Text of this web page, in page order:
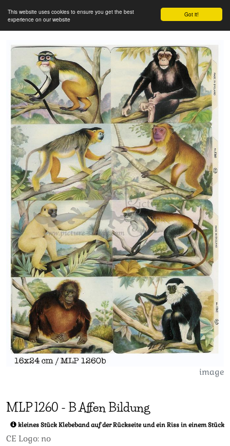
Got it!
This website uses cookies to ensure you get the best
experience on our website
image
MLP1260 - B Affen Bildung
kleines Stück Klebeband auf der Rückseite und ein Riss in einem Stück
CE Logo: no